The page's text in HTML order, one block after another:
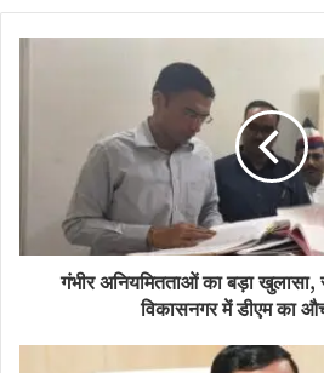
गंभीर अनियमितताओं का बड़ा खुलासा,
विकासनगर में डीएम का